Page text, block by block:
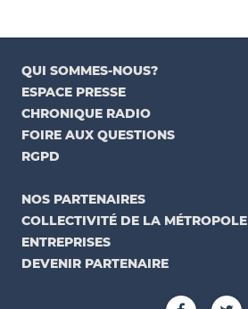
QUI SOMMES-NOUS?
ESPACE PRESSE
CHRONIQUE RADIO
FOIRE AUX QUESTIONS
RGPD
NOS PARTENAIRES
COLLECTIVITÉ DE LA MÉTROPOLE
ENTREPRISES
DEVENIR PARTENAIRE